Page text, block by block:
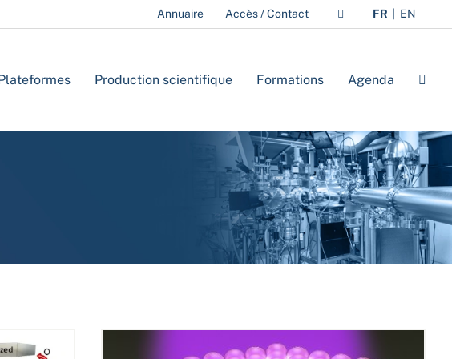
Annuaire Accès / Contact FR EN
Production scientifique Formations Agenda